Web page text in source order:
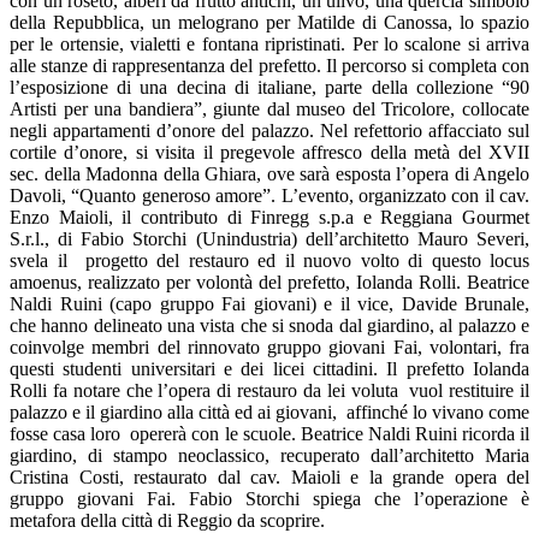
della Repubblica, un melograno per Matilde di Canossa, lo spazio
per le ortensie, vialetti e fontana ripristinati. Per lo scalone si arriva
alle stanze di rappresentanza del prefetto. Il percorso si completa con
l’esposizione di una decina di italiane, parte della collezione “90
Artisti per una bandiera”, giunte dal museo del Tricolore, collocate
negli appartamenti d’onore del palazzo. Nel refettorio affacciato sul
cortile d’onore, si visita il pregevole affresco della metà del XVII
sec. della Madonna della Ghiara, ove sarà esposta l’opera di Angelo
Davoli, “Quanto generoso amore”. L’evento, organizzato con il cav.
Enzo Maioli, il contributo di Finregg s.p.a e Reggiana Gourmet
S.r.l., di Fabio Storchi (Unindustria) dell’architetto Mauro Severi,
svela il progetto del restauro ed il nuovo volto di questo locus
amoenus, realizzato per volontà del prefetto, Iolanda Rolli. Beatrice
Naldi Ruini (capo gruppo Fai giovani) e il vice, Davide Brunale,
che hanno delineato una vista che si snoda dal giardino, al palazzo e
coinvolge membri del rinnovato gruppo giovani Fai, volontari, fra
questi studenti universitari e dei licei cittadini. Il prefetto Iolanda
Rolli fa notare che l’opera di restauro da lei voluta vuol restituire il
palazzo e il giardino alla città ed ai giovani, affinché lo vivano come
fosse casa loro opererà con le scuole. Beatrice Naldi Ruini ricorda il
giardino, di stampo neoclassico, recuperato dall’architetto Maria
Cristina Costi, restaurato dal cav. Maioli e la grande opera del
gruppo giovani Fai. Fabio Storchi spiega che l’operazione è
metafora della città di Reggio da scoprire.